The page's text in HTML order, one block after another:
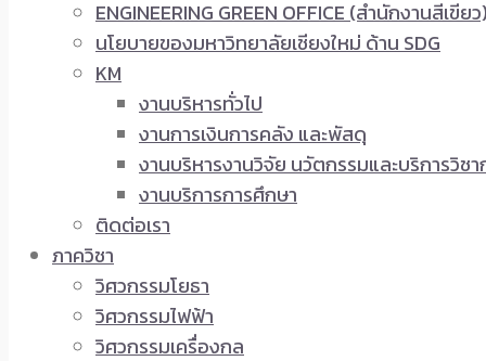
ENGINEERING GREEN OFFICE (สำนักงานสีเขีย
นโยบายของมหาวิทยาลัยเชียงใหม่ ด้าน SDG
KM
งานบริหารทั่วไป
งานการเงินการคลัง และพัสดุ
งานบริหารงานวิจัย นวัตกรรมและบริการวิชา
งานบริการการศึกษา
ติดต่อเรา
ภาควิชา
วิศวกรรมโยธา
วิศวกรรมไฟฟ้า
วิศวกรรมเครื่องกล